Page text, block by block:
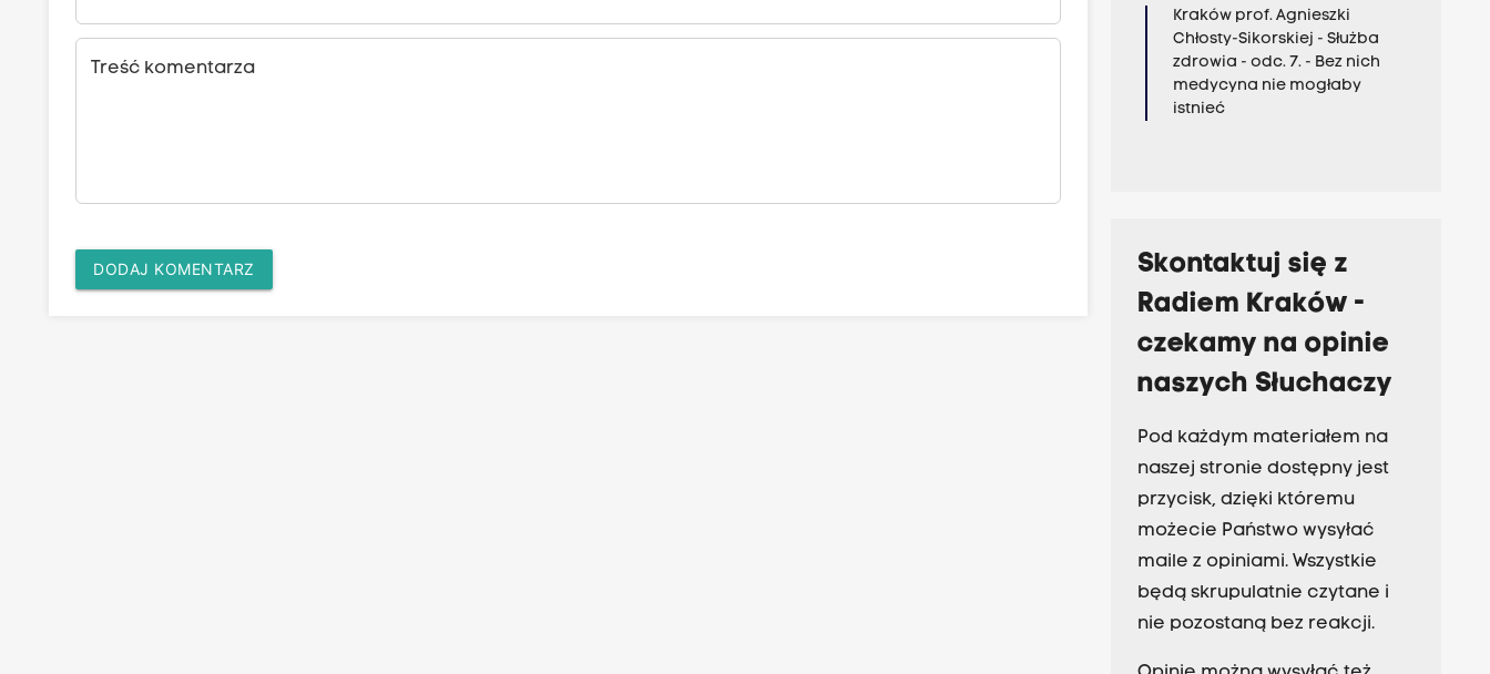
Treść komentarza
DODAJ KOMENTARZ
Kraków prof. Agnieszki
Chłosty-Sikorskiej - Służba
zdrowia - odc. 7. - Bez nich
medycyna nie mogłaby
istnieć
Skontaktuj się z
Radiem Kraków -
czekamy na opinie
naszych Słuchaczy
Pod każdym materiałem na
naszej stronie dostępny jest
przycisk, dzięki któremu
możecie Państwo wysyłać
maile z opiniami. Wszystkie
będą skrupulatnie czytane i
nie pozostaną bez reakcji.